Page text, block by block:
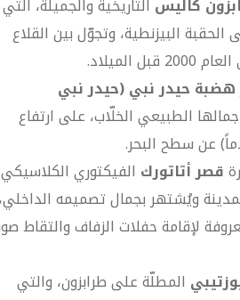
كاليس التاريخية والجميلة، التي
الحقبة البيزنطية، وتجوّل بين القلاع
الميلاد.
هضبة حيدر نبي (حيدر نبي
الطبيعي الخلّاب، على ارتفاع
قصر أتاتورك الفيكتوري الكلاسيكي
ويُشتهر بجمال تصميمه
لإقامة حفلات الزفاف والتقاط
المطلّة على طرابزون، والتي